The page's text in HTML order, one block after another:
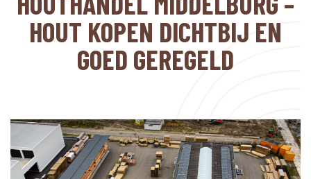
HOUT KOPEN DICHTBIJ EN
GOED GEREGELD